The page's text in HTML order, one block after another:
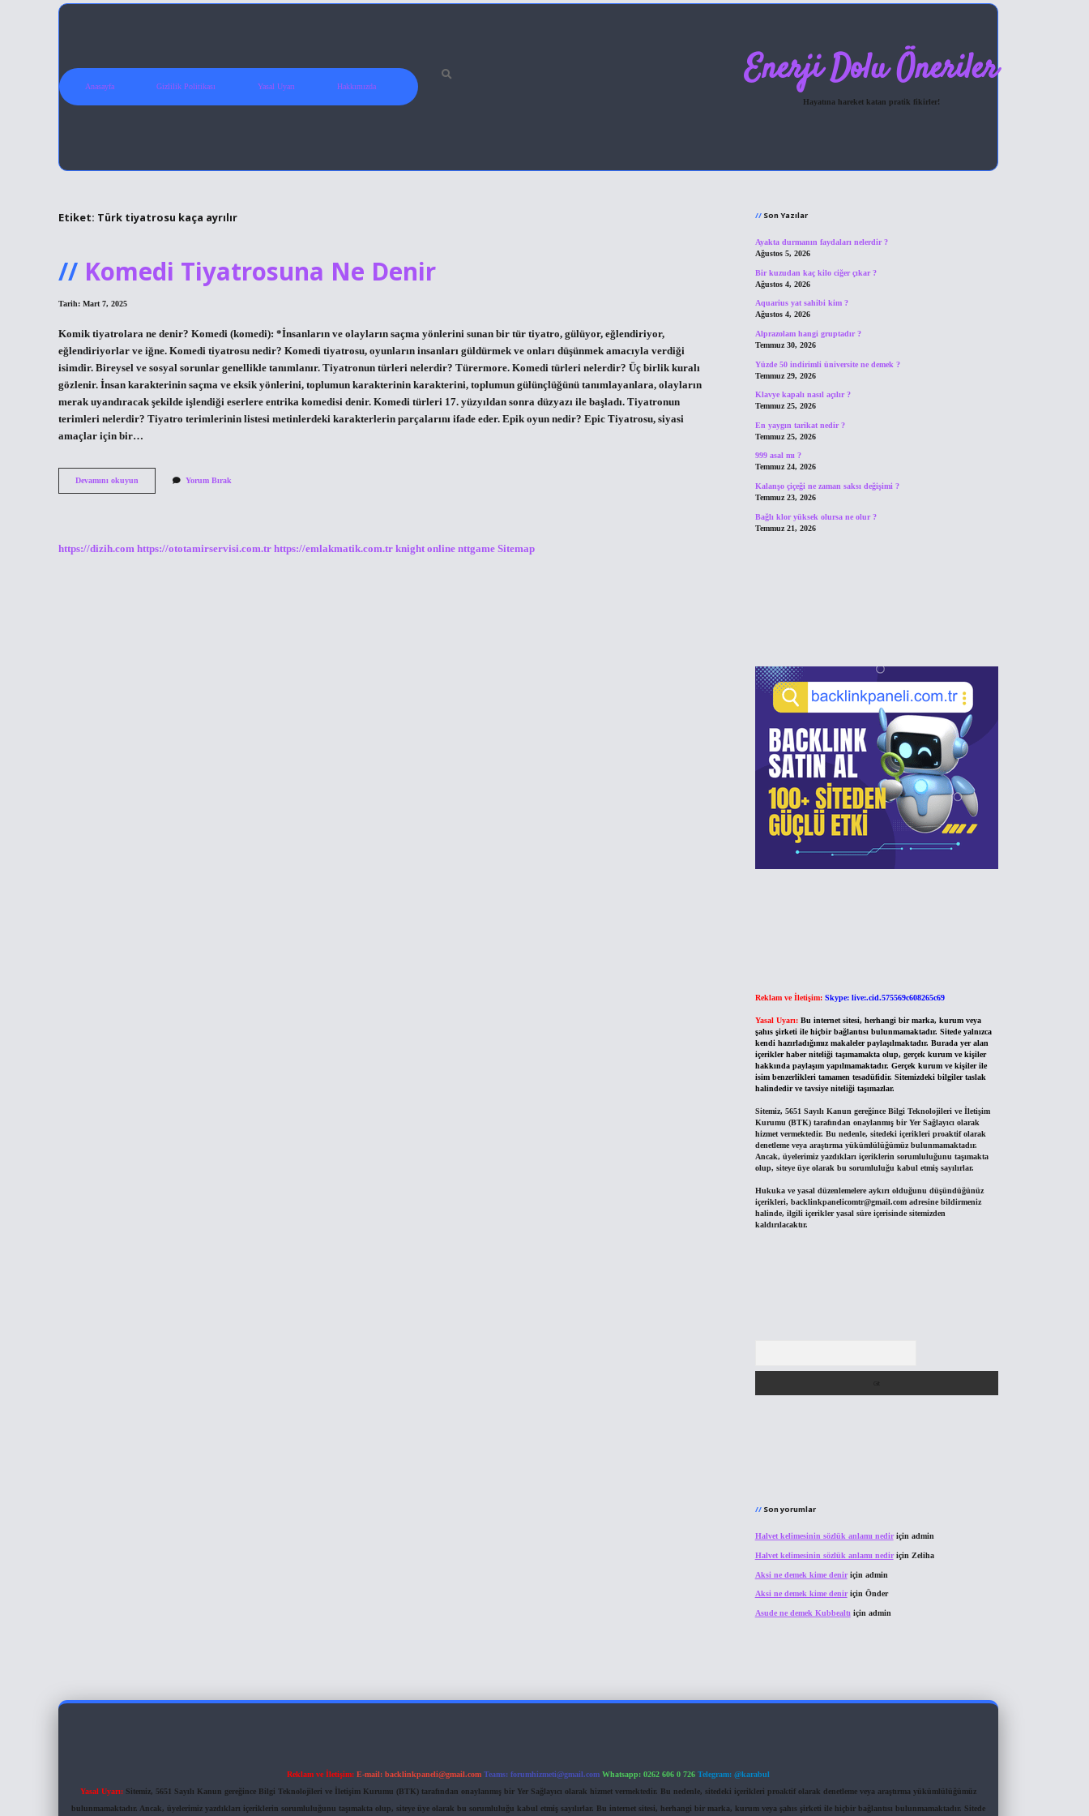
Anasayfa Gizlilik Politikası Yasal Uyarı Hakkımızda Enerji Dolu Öneriler
Hayatına hareket katan pratik fikirler!
Etiket: Türk tiyatrosu kaça ayrılır
Komedi Tiyatrosuna Ne Denir
Tarih: Mart 7, 2025
Komik tiyatrolara ne denir? Komedi (komedi): *İnsanların ve olayların saçma yönlerini sunan bir tür tiyatro, gülüyor, eğlendiriyor,
eğlendiriyorlar ve iğne. Komedi tiyatrosu nedir? Komedi tiyatrosu, oyunların insanları güldürmek ve onları düşünmek amacıyla verdiği
isimdir. Bireysel ve sosyal sorunlar genellikle tanımlanır. Tiyatronun türleri nelerdir? Türermore. Komedi türleri nelerdir? Üç birlik kuralı
gözlenir. İnsan karakterinin saçma ve eksik yönlerini, toplumun karakterinin karakterini, toplumun gülünçlüğünü tanımlayanlara, olayların
merak uyandıracak şekilde işlendiği eserlere entrika komedisi denir. Komedi türleri 17. yüzyıldan sonra düzyazı ile başladı. Tiyatronun
terimleri nelerdir? Tiyatro terimlerinin listesi metinlerdeki karakterlerin parçalarını ifade eder. Epik oyun nedir? Epic Tiyatrosu, siyasi
amaçlar için bir…
Devamını okuyun
Tiyatrosuna
Yorum Bırak
https://dizih.com https://ototamirservisi.com.tr https://emlakmatik.com.tr knight online nttgame Sitemap
Son Yazılar
Ayakta durmanın faydaları nelerdir ?
Ağustos 5, 2026
Bir kuzudan kaç kilo ciğer çıkar ?
Ağustos 4, 2026
Aquarius yat sahibi kim ?
Ağustos 4, 2026
Alprazolam hangi gruptadır ?
Temmuz 30, 2026
Yüzde 50 indirimli üniversite ne demek ?
Temmuz 29, 2026
Klavye kapalı nasıl açılır ?
Temmuz 25, 2026
En yaygın tarikat nedir ?
Temmuz 25, 2026
999 asal mı ?
Temmuz 24, 2026
Kalanşo çiçeği ne zaman saksı değişimi ?
Temmuz 23, 2026
Bağlı klor yüksek olursa ne olur ?
Temmuz 21, 2026
Reklam ve İletişim: Skype: live:.cid.575569c608265c69
Yasal Uyarı: Bu internet sitesi, herhangi bir marka, kurum veya
şahıs şirketi ile hiçbir bağlantısı bulunmamaktadır. Sitede yalnızca
kendi hazırladığımız makaleler paylaşılmaktadır. Burada yer alan
içerikler haber niteliği taşımamakta olup, gerçek kurum ve kişiler
hakkında paylaşım yapılmamaktadır. Gerçek kurum ve kişiler ile
isim benzerlikleri tamamen tesadüfidir. Sitemizdeki bilgiler taslak
halindedir ve tavsiye niteliği taşımazlar.
Sitemiz, 5651 Sayılı Kanun gereğince Bilgi Teknolojileri ve İletişim
Kurumu (BTK) tarafından onaylanmış bir Yer Sağlayıcı olarak
hizmet vermektedir. Bu nedenle, sitedeki içerikleri proaktif olarak
denetleme veya araştırma yükümlülüğümüz bulunmamaktadır.
Ancak, üyelerimiz yazdıkları içeriklerin sorumluluğunu taşımakta
olup, siteye üye olarak bu sorumluluğu kabul etmiş sayılırlar.
Hukuka ve yasal düzenlemelere aykırı olduğunu düşündüğünüz
içerikleri, backlinkpanelicomtr@gmail.comadresine bildirmeniz
halinde, ilgili içerikler yasal süre içerisinde sitemizden
kaldırılacaktır.
Son yorumlar
Halvet kelimesinin sözlük anlamı nediriçin admin
Halvet kelimesinin sözlük anlamı nediriçin Zeliha
Aksi ne demek kime deniriçin admin
Aksi ne demek kime deniriçin Önder
Asude ne demek Kubbealtı için admin
Reklam ve İletişim: E-mail: backlinkpaneli@gmail.com Teams: forumhizmeti@gmail.com Whatsapp: 0262 606 0 726 Telegram: @karabul
Yasal Uyarı: Sitemiz, 5651 Sayılı Kanun gereğince Bilgi Teknolojileri ve İletişim Kurumu (BTK) tarafından onaylanmış bir Yer Sağlayıcı olarak hizmet vermektedir. Bu nedenle, sitedeki içerikleri proaktif olarak denetleme veya araştırma yükümlülüğümüz
bulunmamaktadır. Ancak, üyelerimiz yazdıkları içeriklerin sorumluluğunu taşımakta olup, siteye üye olarak bu sorumluluğu kabul etmiş sayılırlar. Bu internet sitesi, herhangi bir marka, kurum veya şahıs şirketi ile hiçbir bağlantısı bulunmamaktadır. Sitede